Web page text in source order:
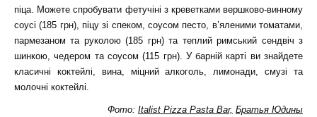
піца. Можете спробувати фетучіні з креветками вершково-винному
соусі (185 грн), піцу зі спеком, соусом песто, в’яленими томатами,
пармезаном та руколою (185 грн) та теплий римський сендвіч з
шинкою, чедером та соусом (115 грн). У барній карті ви знайдете
класичні коктейлі, вина, міцний алкоголь, лимонади, смузі та
молочні коктейлі.
Фото: Italist Pizza Pasta Bar, Братья Юдины